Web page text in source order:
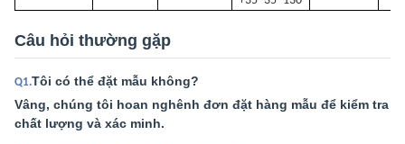
Câu hỏi thường gặp
Q1.Tôi có thể đặt mẫu không?
Vâng, chúng tôi hoan nghênh đơn đặt hàng mẫu để kiểm tra
chất lượng và xác minh.